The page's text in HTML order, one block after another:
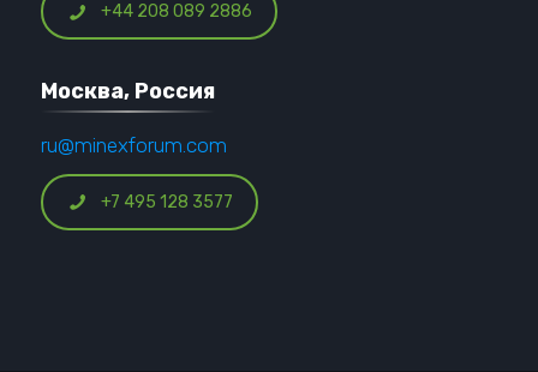
+44 208 089 2886
Москва, Россия
ru@minexforum.com
+7 495 128 3577